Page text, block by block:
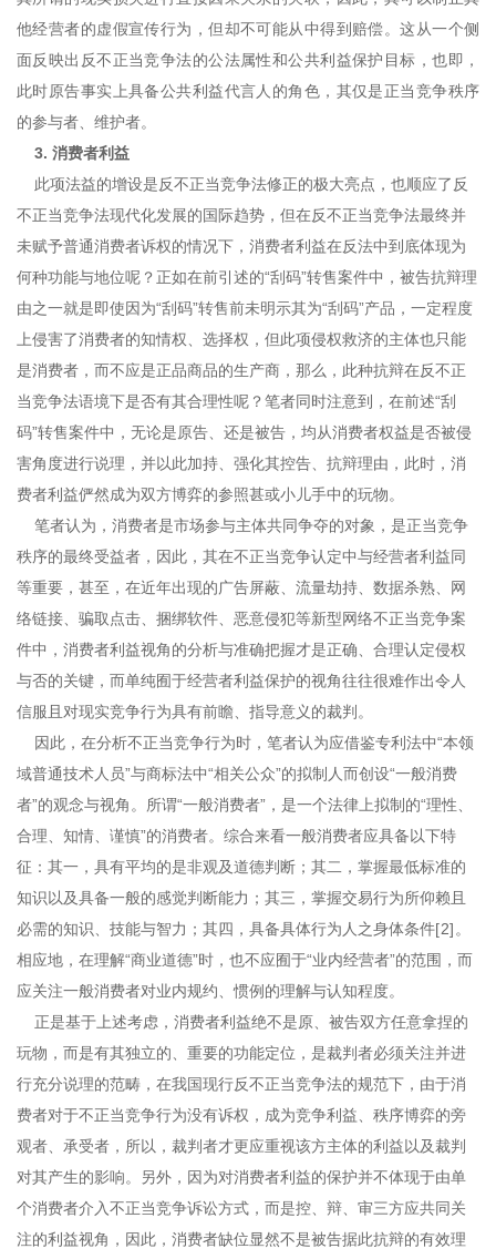
他经营者的虚假宣传行为，但却不可能从中得到赔偿。这从一个侧
面反映出反不正当竞争法的公法属性和公共利益保护目标，也即，
此时原告事实上具备公共利益代言人的角色，其仅是正当竞争秩序
的参与者、维护者。
3. 消费者利益
此项法益的增设是反不正当竞争法修正的极大亮点，也顺应了反
不正当竞争法现代化发展的国际趋势，但在反不正当竞争法最终并
未赋予普通消费者诉权的情况下，消费者利益在反法中到底体现为
何种功能与地位呢？正如在前引述的“刮码”转售案件中，被告抗辩理
由之一就是即使因为“刮码”转售前未明示其为“刮码”产品，一定程度
上侵害了消费者的知情权、选择权，但此项侵权救济的主体也只能
是消费者，而不应是正品商品的生产商，那么，此种抗辩在反不正
当竞争法语境下是否有其合理性呢？笔者同时注意到，在前述“刮
码”转售案件中，无论是原告、还是被告，均从消费者权益是否被侵
害角度进行说理，并以此加持、强化其控告、抗辩理由，此时，消
费者利益俨然成为双方博弈的参照甚或小儿手中的玩物。
笔者认为，消费者是市场参与主体共同争夺的对象，是正当竞争
秩序的最终受益者，因此，其在不正当竞争认定中与经营者利益同
等重要，甚至，在近年出现的广告屏蔽、流量劫持、数据杀熟、网
络链接、骗取点击、捆绑软件、恶意侵犯等新型网络不正当竞争案
件中，消费者利益视角的分析与准确把握才是正确、合理认定侵权
与否的关键，而单纯囿于经营者利益保护的视角往往很难作出令人
信服且对现实竞争行为具有前瞻、指导意义的裁判。
因此，在分析不正当竞争行为时，笔者认为应借鉴专利法中“本领
域普通技术人员”与商标法中“相关公众”的拟制人而创设“一般消费
者”的观念与视角。所谓“一般消费者”，是一个法律上拟制的“理性、
合理、知情、谨慎”的消费者。综合来看一般消费者应具备以下特
征：其一，具有平均的是非观及道德判断；其二，掌握最低标准的
知识以及具备一般的感觉判断能力；其三，掌握交易行为所仰赖且
必需的知识、技能与智力；其四，具备具体行为人之身体条件[2] 。
相应地，在理解“商业道德”时，也不应囿于“业内经营者”的范围，而
应关注一般消费者对业内规约、惯例的理解与认知程度。
正是基于上述考虑，消费者利益绝不是原、被告双方任意拿捏的
玩物，而是有其独立的、重要的功能定位，是裁判者必须关注并进
行充分说理的范畴，在我国现行反不正当竞争法的规范下，由于消
费者对于不正当竞争行为没有诉权，成为竞争利益、秩序博弈的旁
观者、承受者，所以，裁判者才更应重视该方主体的利益以及裁判
对其产生的影响。另外，因为对消费者利益的保护并不体现于由单
个消费者介入不正当竞争诉讼方式，而是控、辩、审三方应共同关
注的利益视角，因此，消费者缺位显然不是被告据此抗辩的有效理